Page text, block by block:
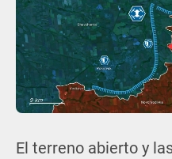
El terreno abierto y